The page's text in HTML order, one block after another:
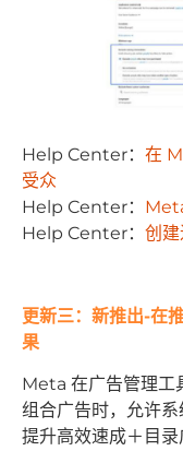
Help Center： 在
受众
Help Center：
Help Center： 创
更新三：新推出-在
果
Meta 在广告管理工
组合广告时，允许
提升高效速成＋目录